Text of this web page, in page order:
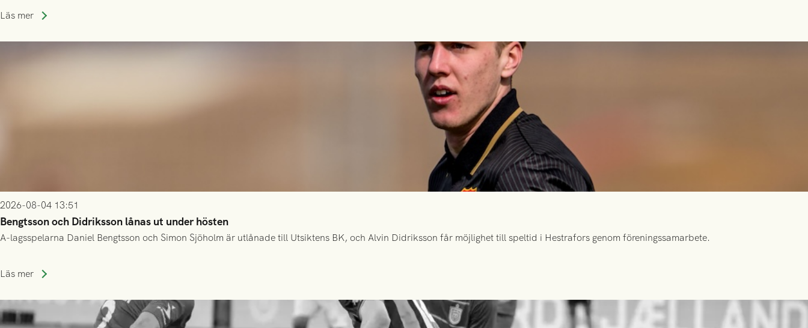
Läs mer
2026-08-04 13:51
Bengtsson och Didriksson lånas ut under hösten
A-lagsspelarna Daniel Bengtsson och Simon Sjöholm är utlånade till Utsiktens BK, och Alvin Didriksson får möjlighet till speltid i Hestrafors genom föreningssamarbete.
Läs mer